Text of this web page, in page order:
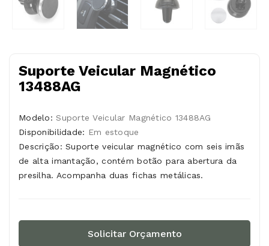
Suporte Veicular Magnético
13488AG
Modelo:Suporte Veicular Magnético 13488AG
Disponibilidade: Em estoque
Descrição: Suporte veicular magnético com seis imãs
de alta imantação, contém botão para abertura da
presilha. Acompanha duas fichas metálicas.
Solicitar Orçamento